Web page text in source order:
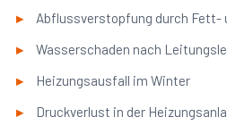
Abflussverstopfung durch Fett-
Wasserschaden nach
Heizungsausfall im Winter
Druckverlust in der